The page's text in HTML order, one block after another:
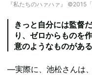
『私たちのハァハァ』 ©2015
きっと自分には監督
り、ゼロからものを
意のようなものがあ
―実際に、池松さんは